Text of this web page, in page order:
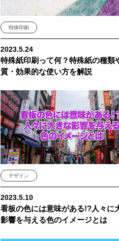
特殊印刷
2023.5.24
特殊紙印刷って何？特殊紙の種類
質・効果的な使い方を解説
デザイン
2023.5.10
看板の色には意味がある!?人々に
影響を与える色のイメージとは